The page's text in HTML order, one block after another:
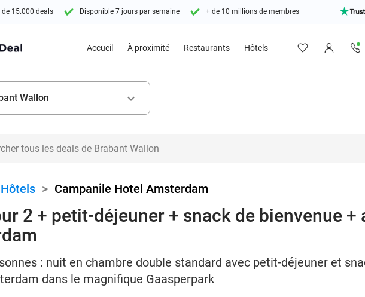
de 15.000 deals Disponible 7 jours par semaine + de 10 millions de membres
Accueil À proximité Restaurants Hôtels
Wallon keyboard_arrow_down
Hôtels > Campanile Hotel Amsterdam
2 + petit-déjeuner + snack de bienvenue +
: nuit en chambre double standard avec petit-déjeuner et
dans le magnifique Gaasperpark